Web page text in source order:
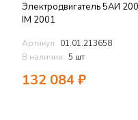
Электродвигатель 5АИ
IM 2001
Артикул: 01.01.213658
В наличии: 5 шт
132 084₽